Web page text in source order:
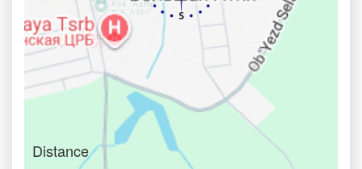
Distance